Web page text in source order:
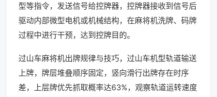
型等指令，发送信号给控牌器，控牌器接收到信号后
驱动内部微型电机或机械结构，在麻将机洗牌、码牌
过程中进行干预，达到控牌目的。
过山车麻将机出牌规律与技巧，过山车机型轨道输送
上牌，牌层堆叠顺序固定，竖向滑行出牌存在时序
差，上层牌优先抓取概率达63%，观察轨道运转速度